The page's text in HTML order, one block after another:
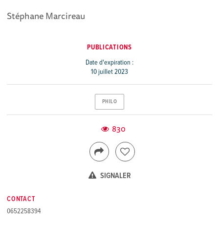
Stéphane Marcireau
PUBLICATIONS
Date d'expiration :
10 juillet 2023
PHILO
830
SIGNALER
CONTACT
0652258394